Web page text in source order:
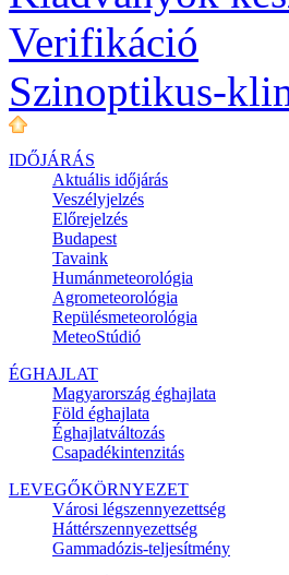
Verifikáció
Szinoptikus-
IDŐJÁRÁS
Aktuális időjárás
Veszélyjelzés
Előrejelzés
Budapest
Tavaink
Humánmeteorológia
Agrometeorológia
Repülésmeteorológia
MeteoStúdió
ÉGHAJLAT
Magyarország éghajlata
Föld éghajlata
Éghajlatváltozás
Csapadékintenzitás
LEVEGŐKÖRNYEZET
Városi légszennyezettség
Háttérszennyezettség
Gammadózis-teljesítmény